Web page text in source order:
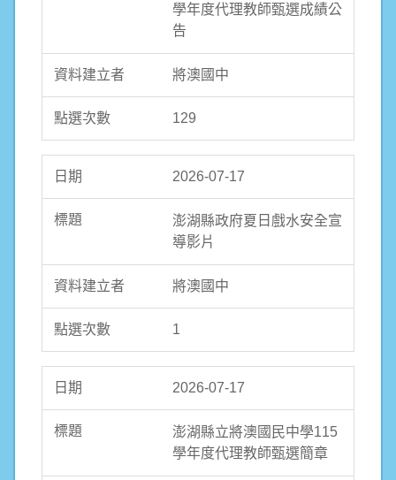
學年度代理教師甄選成績公
告
將澳國中
129
2026-07-17
澎湖縣政府夏日戲水安全宣
導影片
將澳國中
1
2026-07-17
澎湖縣立將澳國民中學115
學年度代理教師甄選簡章